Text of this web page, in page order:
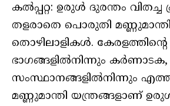
കല്‍പ്പറ്റ: ഉരുള്‍ ദുരന്തം വിതച്ച
തളരാതെ പൊരുതി മണ്ണുമാന്തി
തൊഴിലാളികള്‍. കേരളത്തിന്റെ
ഭാഗങ്ങളില്‍നിന്നും കര്‍ണാടക,
സംസ്ഥാനങ്ങളില്‍നിന്നും
മണ്ണുമാന്തി യന്ത്രങ്ങളാണ്